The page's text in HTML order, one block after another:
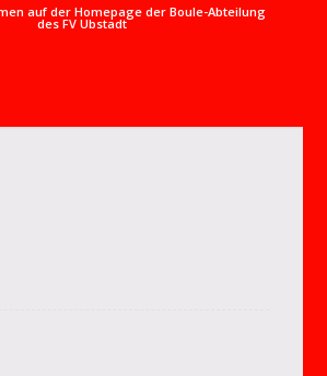
auf der Homepage der Boule-Abteilung
des FV Ubstadt